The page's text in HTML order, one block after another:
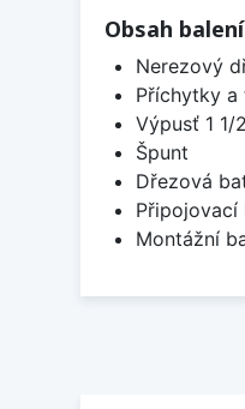
Obsah balení
Nerezový
Příchytky a
Výpusť 1 1/
Špunt
Dřezová
Připojovací
Montážní